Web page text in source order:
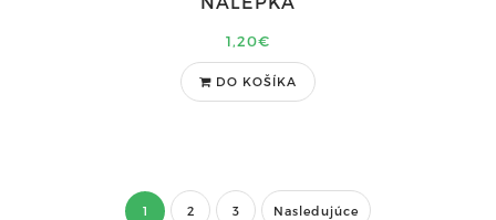
1,20€
DO KOŠÍKA
1 2 3 Nasledujúce